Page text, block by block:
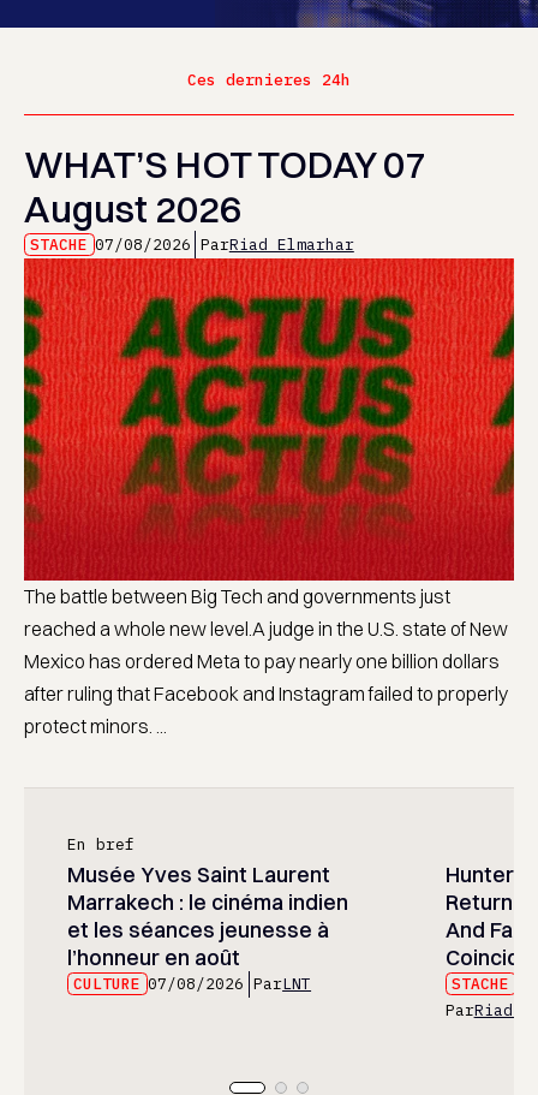
Ces dernieres 24h
WHAT’S HOT TODAY 07
August 2026
STACHE 07/08/2026 ParRiad Elmarhar
The battle between Big Tech and governments just
reached a whole new level.A judge in the U.S. state of New
Mexico has ordered Meta to pay nearly one billion dollars
after ruling that Facebook and Instagram failed to properly
protect minors. ...
En bref
Musée Yves Saint Laurent
Marrakech : le cinéma indien
et les séances jeunesse à
l’honneur en août
CULTURE 07/08/2026 ParLNT
Hunter
And
STACHE
ParRiad